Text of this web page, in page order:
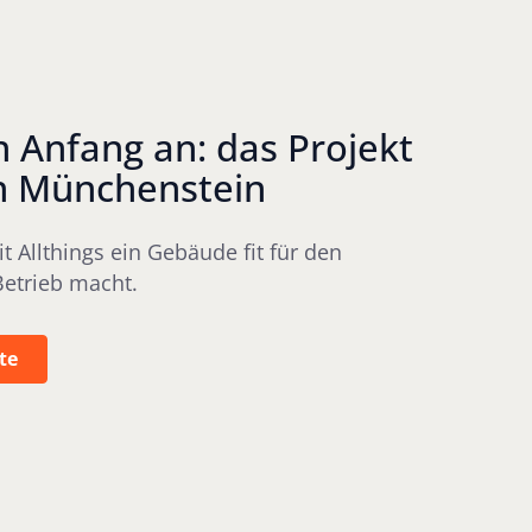
Anfang an: das Projekt
Münchenstein
Allthings ein Gebäude fit für den
macht.